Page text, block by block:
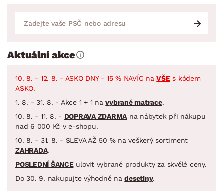
Aktuální akce
10. 8. - 12. 8. - ASKO DNY - 15 % NAVÍC naVŠEs kódem
ASKO.
1. 8. - 31. 8. - Akce 1 + 1 navybrané matrace.
10. 8. - 11. 8. - DOPRAVA ZDARMA na nábytek při nákupu
nad 6 000 Kč v e-shopu.
10. 8. - 31. 8. - SLEVA AŽ 50 % na veškerý sortiment
ZAHRADA.
POSLEDNÍ ŠANCEulovit vybrané produkty za skvělé ceny.
Do 30. 9. nakupujte výhodně nadesetiny.